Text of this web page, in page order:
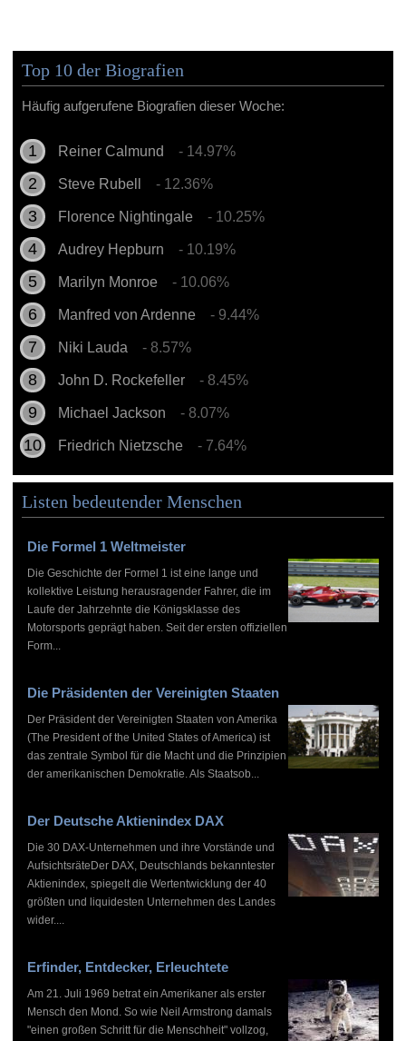
Top 10 der Biografien
Häufig aufgerufene Biografien dieser Woche:
Reiner Calmund - 14.97%
Steve Rubell - 12.36%
Florence Nightingale - 10.25%
Audrey Hepburn - 10.19%
Marilyn Monroe - 10.06%
Manfred von Ardenne - 9.44%
Niki Lauda - 8.57%
John D. Rockefeller - 8.45%
Michael Jackson - 8.07%
Friedrich Nietzsche - 7.64%
Listen bedeutender Menschen
Die Formel 1 Weltmeister
Die Geschichte der Formel 1 ist eine lange und
kollektive Leistung herausragender Fahrer, die im
Laufe der Jahrzehnte die Königsklasse des
Motorsports geprägt haben. Seit der ersten offiziellen
Form...
Die Präsidenten der Vereinigten Staaten
Der Präsident der Vereinigten Staaten von Amerika
(The President of the United States of America) ist
das zentrale Symbol für die Macht und die Prinzipien
der amerikanischen Demokratie. Als Staatsob...
Der Deutsche Aktienindex DAX
Die 30 DAX-Unternehmen und ihre Vorstände und
AufsichtsräteDer DAX, Deutschlands bekanntester
Aktienindex, spiegelt die Wertentwicklung der 40
größten und liquidesten Unternehmen des Landes
wider....
Erfinder, Entdecker, Erleuchtete
Am 21. Juli 1969 betrat ein Amerikaner als erster
Mensch den Mond. So wie Neil Armstrong damals
"einen großen Schritt für die Menschheit" vollzog,